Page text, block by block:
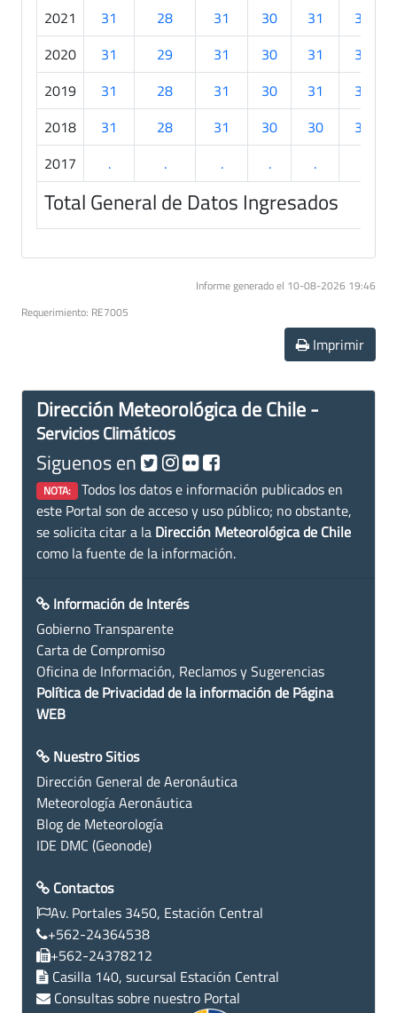
2021
31 28 31 30 31
30
2020
31 29 31 30 31
30
2019
31 28 31 30 31
30
2018
31 28 31 30 30
30
2017
. . . . .
Total General de Datos Ingresados
Informe generado el 10-08-2026 19:46
Requerimiento: RE7005
Imprimir
Dirección Meteorológica de Chile -
Servicios Climáticos
Siguenos en
NOTA: Todos los datos e información publicados en
este Portal son de acceso y uso público; no obstante,
se solicita citar a la Dirección Meteorológica de Chile
como la fuente de la información.
Información de Interés
Gobierno Transparente
Carta de Compromiso
Oficina de Información, Reclamos y Sugerencias
Política de Privacidad de la información de Página
WEB
Nuestro Sitios
Dirección General de Aeronáutica
Meteorología Aeronáutica
Blog de Meteorología
IDE DMC (Geonode)
Contactos
Av. Portales 3450, Estación Central
+562-24364538
+562-24378212
Casilla 140, sucursal Estación Central
Consultas sobre nuestro Portal